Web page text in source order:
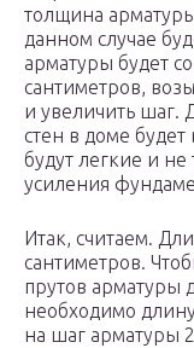
толщина
данном случае
арматуры будет
сантиметров,
и увеличить шаг.
стен в доме
будут легкие и
усиления
Итак, считаем.
сантиметров.
прутов арматуры
необходимо
на шаг арматуры